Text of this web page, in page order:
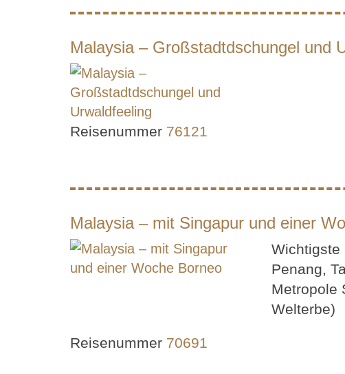
Malaysia – Großstadtdschungel und
Reisenummer 76121
Malaysia – mit Singapur und einer
Wichtigste
Penang,
Metropole
Welterbe)
Reisenummer 70691